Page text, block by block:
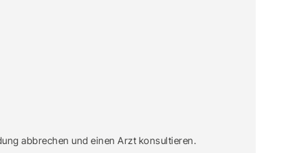
abbrechen und einen Arzt konsultieren.